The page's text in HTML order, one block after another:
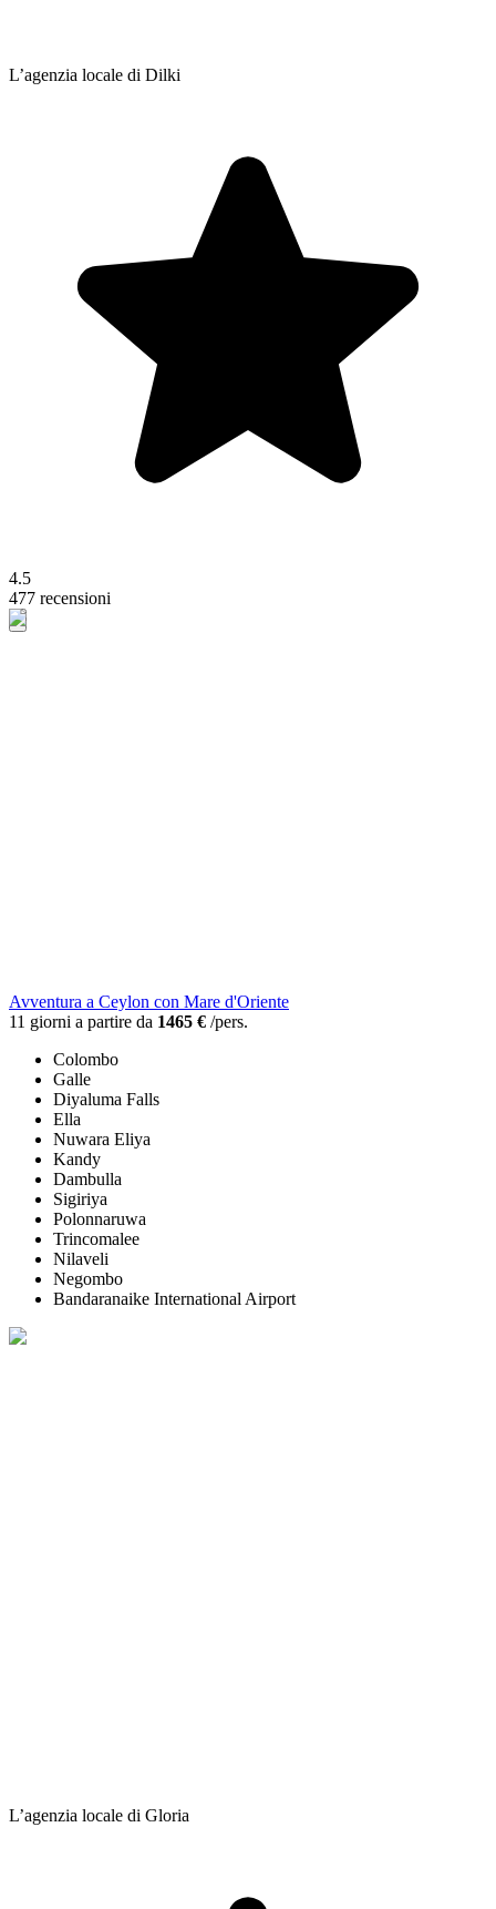
L’agenzia locale di Dilki
4.5
477 recensioni
Avventura a Ceylon con Mare d'Oriente
11 giorni a partire da 1465 € /pers.
Colombo
Galle
Diyaluma Falls
Ella
Nuwara Eliya
Kandy
Dambulla
Sigiriya
Polonnaruwa
Trincomalee
Nilaveli
Negombo
Bandaranaike International Airport
L’agenzia locale di Gloria